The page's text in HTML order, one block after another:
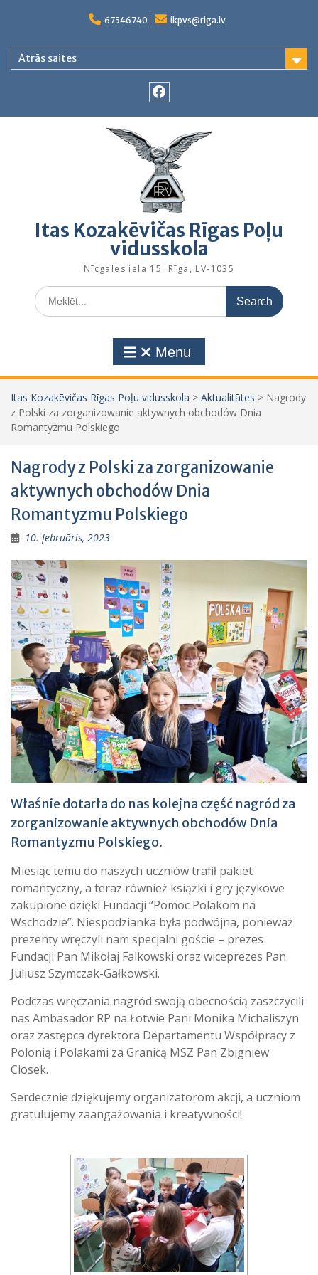
67546740 ikpvs@riga.lv
Ātrās saites
Itas Kozakēvičas Rīgas Poļu
vidusskola
Nīcgales iela 15, Rīga, LV-1035
Search
for:
Menu
Itas Kozakēvičas Rīgas Poļu vidusskola > Aktualitātes > Nagrody
z Polski za zorganizowanie aktywnych obchodów Dnia
Romantyzmu Polskiego
Nagrody z Polski za zorganizowanie
aktywnych obchodów Dnia
Romantyzmu Polskiego
10. februāris, 2023
Właśnie dotarła do nas kolejna część nagród za
zorganizowanie aktywnych obchodów Dnia
Romantyzmu Polskiego.
Miesiąc temu do naszych uczniów trafił pakiet
romantyczny, a teraz również książki i gry językowe
zakupione dzięki Fundacji “Pomoc Polakom na
Wschodzie”. Niespodzianka była podwójna, ponieważ
prezenty wręczyli nam specjalni goście – prezes
Fundacji Pan Mikołaj Falkowski oraz wiceprezes Pan
Juliusz Szymczak-Gałkowski.
Podczas wręczania nagród swoją obecnością zaszczycili
nas Ambasador RP na Łotwie Pani Monika Michaliszyn
oraz zastępca dyrektora Departamentu Współpracy z
Polonią i Polakami za Granicą MSZ Pan Zbigniew
Ciosek.
Serdecznie dziękujemy organizatorom akcji, a uczniom
gratulujemy zaangażowania i kreatywności!